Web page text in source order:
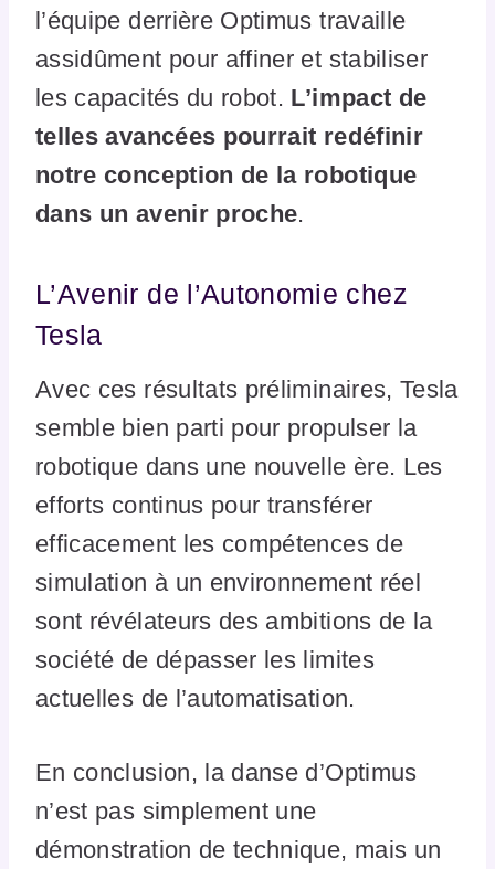
l’équipe derrière Optimus travaille
assidûment pour affiner et stabiliser
les capacités du robot. L’impact de
telles avancées pourrait redéfinir
notre conception de la robotique
dans un avenir proche.
L’Avenir de l’Autonomie chez
Tesla
Avec ces résultats préliminaires, Tesla
semble bien parti pour propulser la
robotique dans une nouvelle ère. Les
efforts continus pour transférer
efficacement les compétences de
simulation à un environnement réel
sont révélateurs des ambitions de la
société de dépasser les limites
actuelles de l’automatisation.
En conclusion, la danse d’Optimus
n’est pas simplement une
démonstration de technique, mais un